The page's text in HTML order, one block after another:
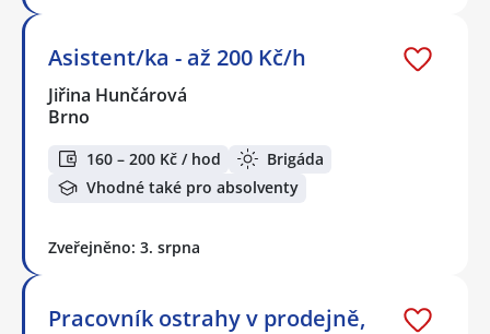
Asistent/ka - až 200 Kč/h
Jiřina Hunčárová
Brno
160 – 200 Kč / hod
Brigáda
Vhodné také pro absolventy
Zveřejněno: 3. srpna
Pracovník ostrahy v prodejně,